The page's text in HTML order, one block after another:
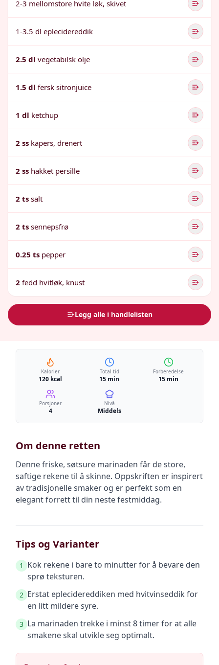
2-3 mellomstore hvite løk, skivet
1-3.5 dl eplecidereddik
2.5 dl vegetabilsk olje
1.5 dl fersk sitronjuice
1 dl ketchup
2 ss kapers, drenert
2 ss hakket persille
2 ts salt
2 ts sennepsfrø
0.25 ts pepper
2 fedd hvitløk, knust
Legg alle i handlelisten
Kalorier
120 kcal
Total tid
15 min
Forberedelse
15 min
Porsjoner
4
Nivå
Middels
Om denne retten
Denne friske, søtsure marinaden får de store,
saftige rekene til å skinne. Oppskriften er inspirert
av tradisjonelle smaker og er perfekt som en
elegant forrett til din neste festmiddag.
Tips og Varianter
1
Kok rekene i bare to minutter for å bevare den
sprø teksturen.
2 Erstat eplecidereddiken med hvitvinseddik for
en litt mildere syre.
3 La marinaden trekke i minst 8 timer for at alle
smakene skal utvikle seg optimalt.